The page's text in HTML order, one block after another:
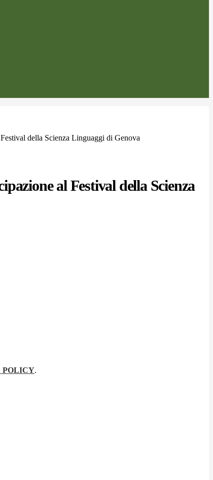
della Scienza Linguaggi di Genova
al Festival della Scienza
POLICY.